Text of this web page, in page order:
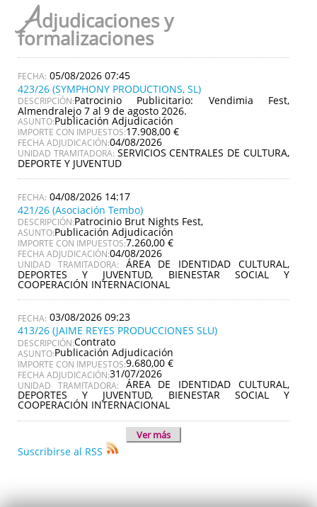
Adjudicaciones y
formalizaciones
05/08/2026 07:45
423/26 (SYMPHONY PRODUCTIONS, SL)
DESCRIPCIÓN:Patrocinio Publicitario: Vendimia Fest,
Almendralejo 7 al 9 de agosto 2026.
ASUNTO:Publicación Adjudicación
IMPORTE CON IMPUESTOS:17.908,00 €
FECHA ADJUDICACIÓN:04/08/2026
UNIDAD TRAMITADORA: SERVICIOS CENTRALES DE CULTURA,
DEPORTE Y JUVENTUD
04/08/2026 14:17
421/26 (Asociación Tembo)
DESCRIPCIÓN:Patrocinio Brut Nights Fest,
ASUNTO:Publicación Adjudicación
IMPORTE CON IMPUESTOS:7.260,00 €
FECHA ADJUDICACIÓN:04/08/2026
UNIDAD TRAMITADORA: ÁREA DE IDENTIDAD CULTURAL,
DEPORTES Y JUVENTUD, BIENESTAR SOCIAL Y
COOPERACIÓN INTERNACIONAL
03/08/2026 09:23
413/26 (JAIME REYES PRODUCCIONES SLU)
DESCRIPCIÓN:Contrato
ASUNTO:Publicación Adjudicación
IMPORTE CON IMPUESTOS:9.680,00 €
FECHA ADJUDICACIÓN:31/07/2026
UNIDAD TRAMITADORA: ÁREA DE IDENTIDAD CULTURAL,
DEPORTES Y JUVENTUD, BIENESTAR SOCIAL Y
COOPERACIÓN INTERNACIONAL
Ver más
Suscribirse al RSS